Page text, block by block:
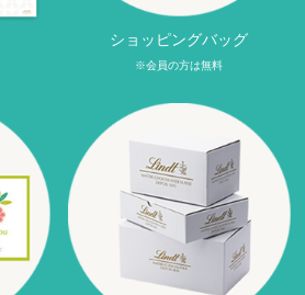
ショッピングバッグ
※会員の方は無料